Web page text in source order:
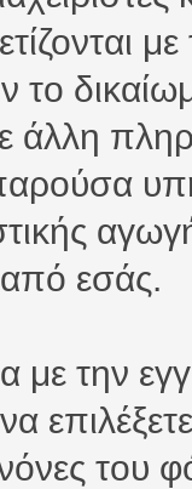
το
εσάς.
με την
του